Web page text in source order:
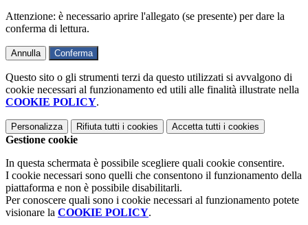
Attenzione: è necessario aprire l'allegato (se presente) per dare la
conferma di lettura.
Annulla Conferma
Questo sito o gli strumenti terzi da questo utilizzati si avvalgono di
cookie necessari al funzionamento ed utili alle finalità illustrate nella
COOKIE POLICY.
Personalizza Rifiuta tutti i cookies Accetta tutti i cookies
Gestione cookie
In questa schermata è possibile scegliere quali cookie consentire.
I cookie necessari sono quelli che consentono il funzionamento della
piattaforma e non è possibile disabilitarli.
Per conoscere quali sono i cookie necessari al funzionamento potete
visionare la COOKIE POLICY.